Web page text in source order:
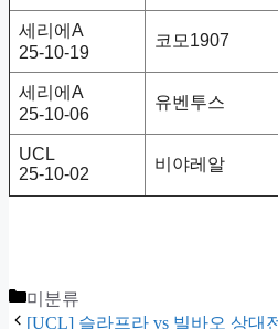
세리에A
25-10-19
코모1907
세리에A
25-10-06
유벤투스
UCL
25-10-02
비야레알
Categories
미분류
[UCL] 슬라프라 vs 빌바오 상대